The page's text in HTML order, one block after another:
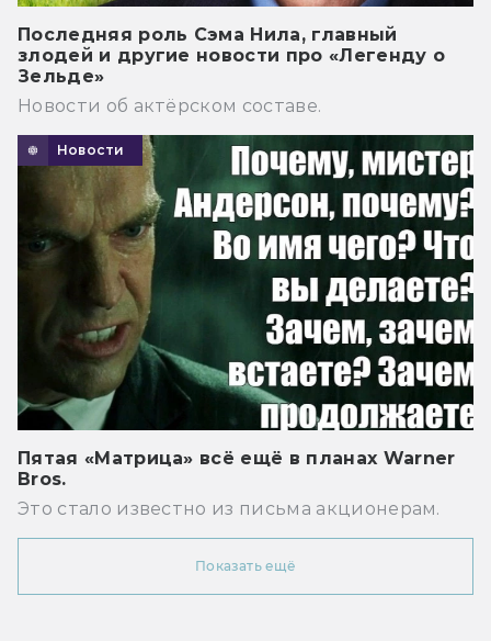
Последняя роль Сэма Нила, главный
злодей и другие новости про «Легенду о
Зельде»
Новости об актёрском составе.
Новости
Пятая «Матрица» всё ещё в планах Warner
Bros.
Это стало известно из письма акционерам.
Показать ещё